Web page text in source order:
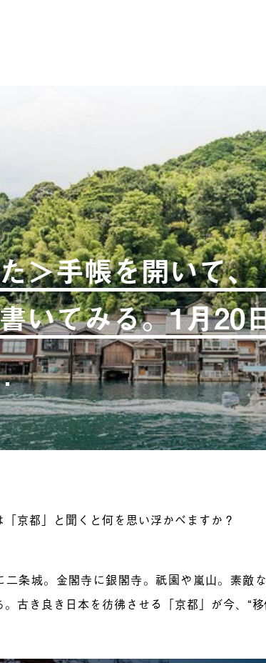
＞手帳を開いて
いてみる。1月20
「京都」と聞くと何を思い浮かべますか？
二条城。金閣寺に銀閣寺。祇園や嵐山。素敵
。古き良き日本を彷彿させる「京都」が今、“